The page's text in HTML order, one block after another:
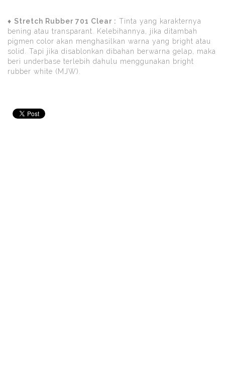
♦ Stretch Rubber 701 Clear : Tinta yang karakternya
bening atau transparant. Kelebihannya, jika ditambah
pigmen color akan menghasilkan warna yang bright atau
solid. Tapi jika disablonkan dibahan berwarna gelap, maka
beri underbase terlebih dahulu menggunakan bright
rubber white (MJW).